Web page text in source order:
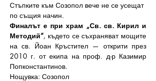
Стъпките към Созопол вече не се усещат
по същия начин.
Финалът е при храм „Св. св. Кирил и
Методий“, където се съхраняват мощите
на св. Йоан Кръстител — открити през
2010 г. от екипа на проф. д-р Казимир
Попконстантинов.
Нощувка: Созопол